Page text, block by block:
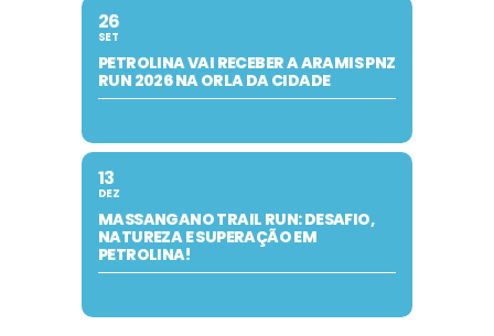
26
SET
PETROLINA VAI RECEBER A ARAMIS PNZ
RUN 2026 NA ORLA DA CIDADE
13
DEZ
MASSANGANO TRAIL RUN: DESAFIO,
NATUREZA E SUPERAÇÃO EM
PETROLINA!